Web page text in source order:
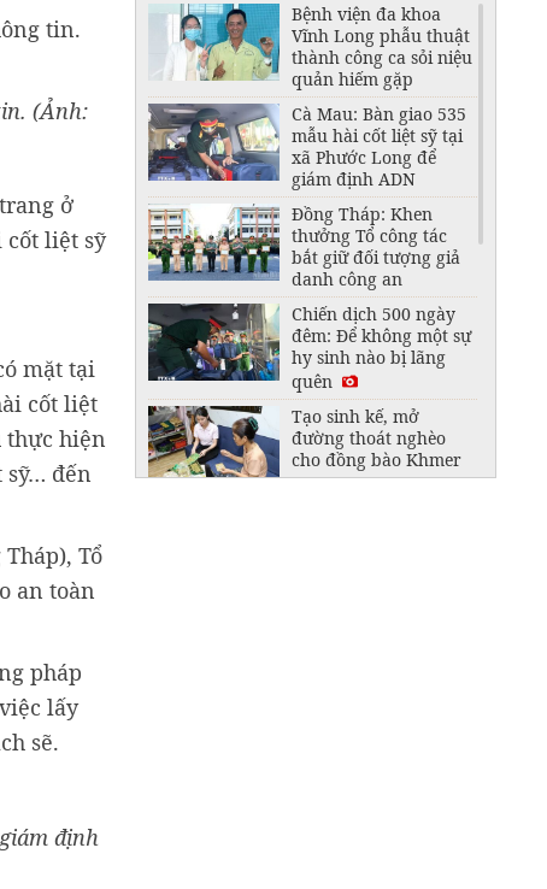
(Ảnh:
ở
cốt liệt sỹ
mặt tại
cốt liệt
thực hiện
đến
Tổ
an toàn
pháp
lấy
sẽ.
định
Bệnh viện đa khoa
Vĩnh Long phẫu thuật
thành công ca sỏi niệu
quản hiếm gặp
Cà Mau: Bàn giao 535
mẫu hài cốt liệt sỹ tại
xã Phước Long để
giám định ADN
Đồng Tháp: Khen
thưởng Tổ công tác
bắt giữ đối tượng giả
danh công an
Chiến dịch 500 ngày
đêm: Để không một sự
hy sinh nào bị lãng
quên
Tạo sinh kế, mở
đường thoát nghèo
cho đồng bào Khmer